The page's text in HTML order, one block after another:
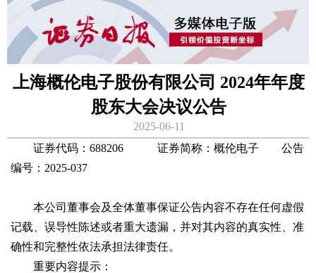
上海概伦电子股份有限公司 2024年年度
股东大会决议公告
2025-06-11
证券代码：688206 证券简称：概伦电子 公告
编号：2025-037
本公司董事会及全体董事保证公告内容不存在任何虚假
记载、误导性陈述或者重大遗漏，并对其内容的真实性、准
确性和完整性依法承担法律责任。
重要内容提示：